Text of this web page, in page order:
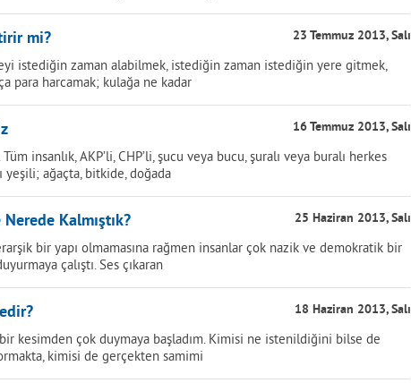
mi? 23 Temmuz 2013, Salı
istediğin zaman alabilmek, istediğin zaman istediğin yere gitmek,
para harcamak; kulağa ne kadar
16 Temmuz 2013, Salı
insanlık, AKP’li, CHP’li, şucu veya bucu, şuralı veya buralı herkes
yeşili; ağaçta, bitkide, doğada
Kalmıştık? 25 Haziran 2013, Salı
bir yapı olmamasına rağmen insanlar çok nazik ve demokratik bir
çalıştı. Ses çıkaran
18 Haziran 2013, Salı
kesimden çok duymaya başladım. Kimisi ne istenildiğini bilse de
kimisi de gerçekten samimi